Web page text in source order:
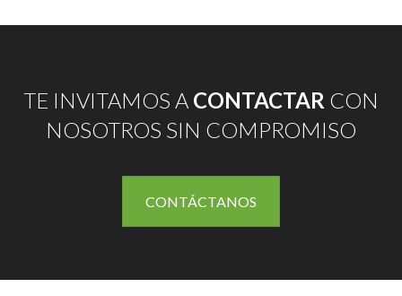
TE INVITAMOS A CONTACTAR CON
NOSOTROS SIN COMPROMISO
CONTÁCTANOS